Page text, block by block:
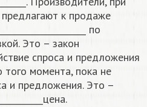
предлагают к продаже
по
Это – закон
спроса и предложения
того момента, пока не
и предложения. Это –